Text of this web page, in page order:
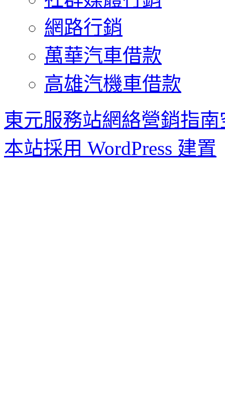
網路行銷
萬華汽車借款
高雄汽機車借款
東元服務站網絡營銷指南
本站採用 WordPress 建置